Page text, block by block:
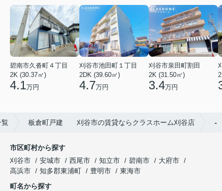
碧南市久沓町４丁目
2K (30.37㎡)
4.1万円
刈谷市池田町１丁目
2DK (39.60㎡)
4.7万円
刈谷市泉田町割田
2K (31.50㎡)
3.4万円
覧 板倉町戸建 刈谷市の賃貸ならクラスホーム刈谷店 -
市区町村から探す
刈谷市
安城市 西尾市 知立市 碧南市
大府市
高浜市
知多郡東浦町 豊明市
東海市
町名から探す